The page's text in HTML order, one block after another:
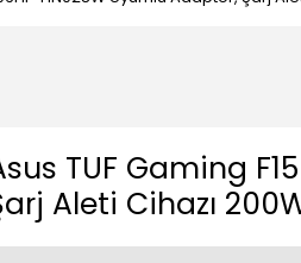
TUF Gaming
Aleti Cihazı